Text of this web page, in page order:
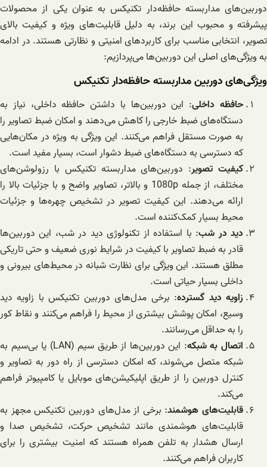
دوربین‌های مداربسته حافظه‌دار تکنیکس به عنوان یکی از محصولات
پیشرفته و محبوب این برند، به دلیل قابلیت‌های ویژه و کیفیت بالای
تصویر، انتخابی مناسب برای کاربردهای امنیتی و نظارتی هستند. در ادامه
به ویژگی‌های اصلی این دوربین‌ها می‌پردازیم:
ویژگی‌های دوربین مداربسته حافظه‌دار تکنیکس
حافظه داخلی: این دوربین‌ها با داشتن حافظه داخلی، نیاز به
دستگاه‌های ضبط خارجی را کاهش می‌دهند و امکان ضبط تصاویر را
به صورت مستقل فراهم می‌کنند. این ویژگی به ویژه در مکان‌هایی
که دسترسی به دستگاه‌های ضبط دشوار است، بسیار مفید است.
کیفیت تصویر: دوربین‌های مداربسته تکنیکس با رزولوشن‌های
مختلف، از جمله 1080p و بالاتر، تصاویر واضح و با جزئیات بالا را
ارائه می‌دهند. این کیفیت تصویر در تشخیص چهره‌ها و جزئیات
محیط بسیار کمک‌کننده است.
دید در شب: با استفاده از تکنولوژی دید در شب، این دوربین‌ها
قادر به ضبط تصاویر با کیفیت در شرایط نوری ضعیف و حتی تاریکی
مطلق هستند. این ویژگی برای نظارت شبانه در محیط‌های بیرونی و
داخلی بسیار حیاتی است.
زاویه دید گسترده: برخی مدل‌های دوربین تکنیکس با زاویه دید
وسیع، امکان پوشش بیشتری از محیط را فراهم می‌کنند و نقاط کور
را به حداقل می‌رسانند.
اتصال به شبکه
: این دوربین‌ها از طریق سیم (LAN) یا بی‌سیم به
شبکه متصل می‌شوند، که امکان دسترسی از راه دور به تصاویر و
کنترل دوربین را از طریق اپلیکیشن‌های موبایل یا کامپیوتر فراهم
می‌کند.
قابلیت‌های هوشمند: برخی از مدل‌های دوربین تکنیکس مجهز به
قابلیت‌های هوشمندی مانند تشخیص حرکت، تشخیص صدا و
ارسال هشدار به تلفن همراه هستند که امنیت بیشتری را برای
کاربران فراهم می‌کنند.